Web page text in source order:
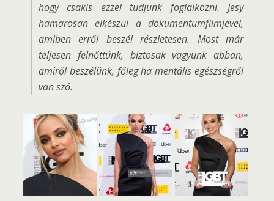
hogy csakis ezzel tudjunk foglalkozni. Jesy
hamarosan elkészül a dokumentumfilmjével,
amiben erről beszél részletesen. Most már
teljesen felnőttünk, biztosak vagyunk abban,
amiről beszélünk, főleg ha mentális egészségről
van szó.